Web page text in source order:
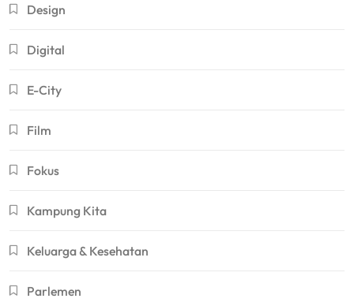
Design
Digital
E-City
Film
Fokus
Kampung Kita
Keluarga & Kesehatan
Parlemen